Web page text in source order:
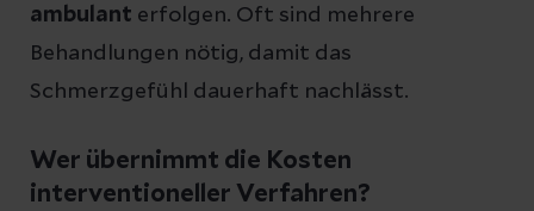
ambulant erfolgen. Oft sind mehrere
Behandlungen nötig, damit das
Schmerzgefühl dauerhaft nachlässt.
Wer übernimmt die Kosten
interventioneller Verfahren?